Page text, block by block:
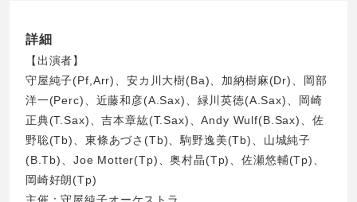
詳細
【出演者】
守屋純子(Pf,Arr)、安カ川大樹(Ba)、加納樹麻(Dr)、岡部
洋一(Perc)、近藤和彦(A.Sax)、緑川英徳(A.Sax)、岡崎
正典(T.Sax)、吉本章紘(T.Sax)、Andy Wulf(B.Sax)、佐
野聡(Tb)、東條あづさ(Tb)、駒野逸美(Tb)、山城純子
(B.Tb)、Joe Motter(Tp)、奥村晶(Tp)、佐瀬悠輔(Tp)、
岡崎好朗(Tp)
主催：守屋純子オーケストラ